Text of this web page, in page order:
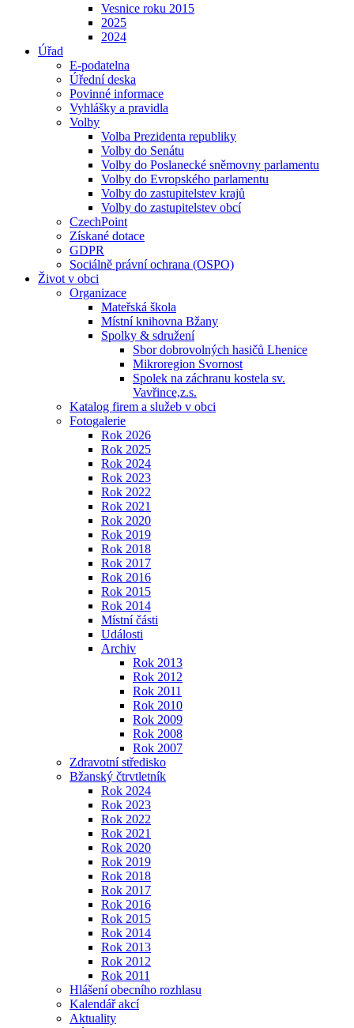
Vesnice roku 2015
2025
2024
Úřad
E-podatelna
Úřední deska
Povinné informace
Vyhlášky a pravidla
Volby
Volba Prezidenta republiky
Volby do Senátu
Volby do Poslanecké sněmovny parlamentu
Volby do Evropského parlamentu
Volby do zastupitelstev krajů
Volby do zastupitelstev obcí
CzechPoint
Získané dotace
GDPR
Sociálně právní ochrana (OSPO)
Život v obci
Organizace
Mateřská škola
Místní knihovna Bžany
Spolky & sdružení
Sbor dobrovolných hasičů Lhenice
Mikroregion Svornost
Spolek na záchranu kostela sv.
Vavřince,z.s.
Katalog firem a služeb v obci
Fotogalerie
Rok 2026
Rok 2025
Rok 2024
Rok 2023
Rok 2022
Rok 2021
Rok 2020
Rok 2019
Rok 2018
Rok 2017
Rok 2016
Rok 2015
Rok 2014
Místní části
Události
Archiv
Rok 2013
Rok 2012
Rok 2011
Rok 2010
Rok 2009
Rok 2008
Rok 2007
Zdravotní středisko
Bžanský čtrvtletník
Rok 2024
Rok 2023
Rok 2022
Rok 2021
Rok 2020
Rok 2019
Rok 2018
Rok 2017
Rok 2016
Rok 2015
Rok 2014
Rok 2013
Rok 2012
Rok 2011
Hlášení obecního rozhlasu
Kalendář akcí
Aktuality